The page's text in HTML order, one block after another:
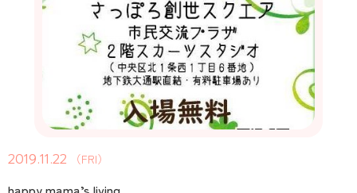
2019.11.22 （FRI）